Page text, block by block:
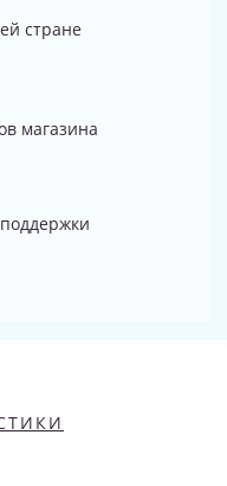
стране
магазина